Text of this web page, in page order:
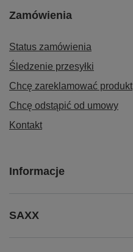
Zamówienia
Status zamówienia
Śledzenie przesyłki
Chcę zareklamować produkt
Chcę odstąpić od umowy
Kontakt
Informacje
SAXX